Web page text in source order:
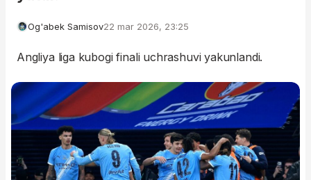
Og'abek Samisov22 mar 2026, 23:25
Angliya liga kubogi finali uchrashuvi yakunlandi.